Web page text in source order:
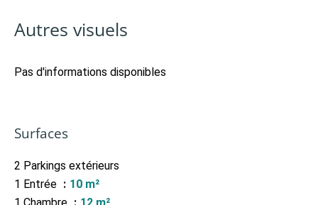
Autres visuels
Pas d'informations disponibles
Surfaces
2 Parkings extérieurs
1 Entrée
10 m²